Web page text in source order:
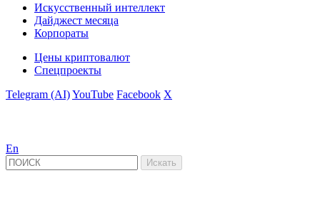
Искусственный интеллект
Дайджест месяца
Корпораты
Цены криптовалют
Спецпроекты
Telegram (AI)YouTube Facebook X
En